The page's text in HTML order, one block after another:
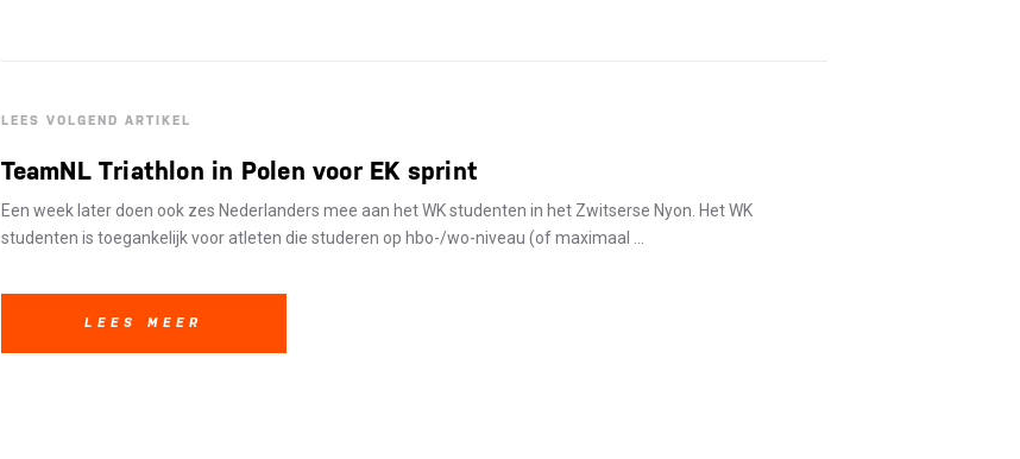
LEES VOLGEND ARTIKEL
TeamNL Triathlon in Polen voor EK sprint
Een week later doen ook zes Nederlanders mee aan het WK studenten in het Zwitserse Nyon. Het WK
studenten is toegankelijk voor atleten die studeren op hbo-/wo-niveau (of maximaal ...
LEES MEER